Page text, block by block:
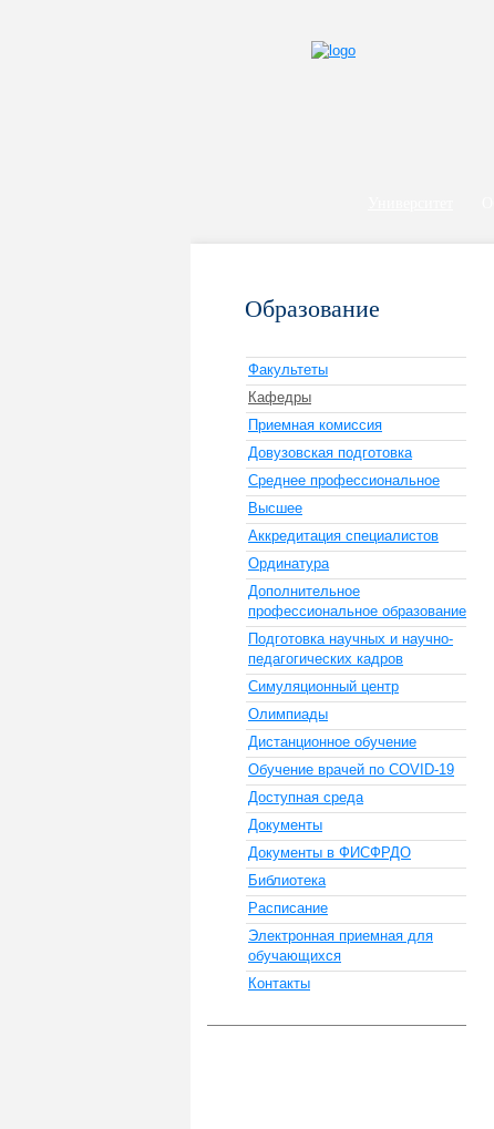
Образование
Факультеты
Кафедры
Приемная комиссия
Довузовская подготовка
Среднее профессиональное
Высшее
Аккредитация специалистов
Ординатура
Дополнительное
профессиональное образование
Подготовка научных и научно-
педагогических кадров
Симуляционный центр
Олимпиады
Дистанционное обучение
Обучение врачей по COVID-19
Доступная среда
Документы
Документы в ФИСФРДО
Библиотека
Расписание
Электронная приемная для
обучающихся
Контакты